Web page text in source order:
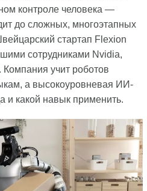
контроле человека —
до сложных, многоэтапных
стартап Flexion
сотрудниками Nvidia,
учит роботов
а высокоуровневая ИИ-
и какой навык применить.